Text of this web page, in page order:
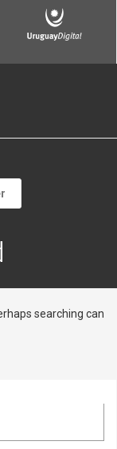
searching can